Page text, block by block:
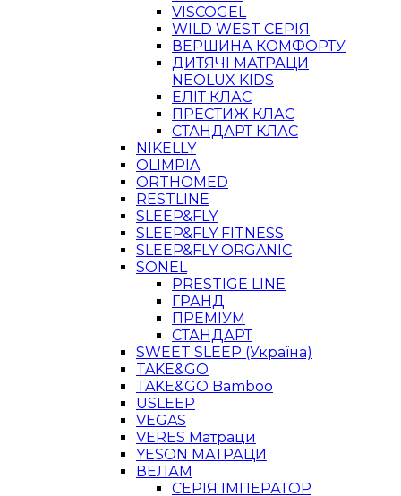
VISCOGEL
WILD WEST СЕРІЯ
ВЕРШИНА КОМФОРТУ
ДИТЯЧІ МАТРАЦИ
NEOLUX KIDS
ЕЛІТ КЛАС
ПРЕСТИЖ КЛАС
СТАНДАРТ КЛАС
NIKELLY
OLIMPIA
ORTHOMED
RESTLINE
SLEEP&FLY
SLEEP&FLY FITNESS
SLEEP&FLY ORGANIC
SONEL
PRESTIGE LINE
ГРАНД
ПРЕМІУМ
СТАНДАРТ
SWEET SLEEP (Україна)
TAKE&GO
TAKE&GO Bamboo
USLEEP
VEGAS
VERES Матраци
YESON МАТРАЦИ
ВЕЛАМ
СЕРІЯ ІМПЕРАТОР